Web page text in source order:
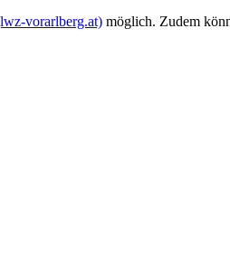
vorarlberg.at) möglich. Zudem